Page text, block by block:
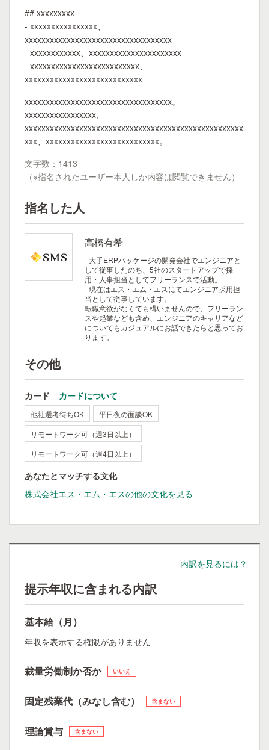
## xxxxxxxxx
- xxxxxxxxxxxxxxxx、
xxxxxxxxxxxxxxxxxxxxxxxxxxxxxxxxxxx
- xxxxxxxxxxxx、xxxxxxxxxxxxxxxxxxxxxx
- xxxxxxxxxxxxxxxxxxxxxxxxxx、
xxxxxxxxxxxxxxxxxxxxxxxxxxxx
xxxxxxxxxxxxxxxxxxxxxxxxxxxxxxxxxxx。
xxxxxxxxxxxxxxxxx、
xxxxxxxxxxxxxxxxxxxxxxxxxxxxxxxxxxxxxxxxxxxxxxxxxxxx
xxx、xxxxxxxxxxxxxxxxxxxxxxxxxxx。
文字数：1413
（※指名されたユーザー本人しか内容は閲覧できません）
指名した人
高橋有希
- 大手ERPパッケージの開発会社でエンジニアと
して従事したのち、5社のスタートアップで採
用・人事担当としてフリーランスで活動。
- 現在はエス・エム・エスにてエンジニア採用担
当として従事しています。
転職意欲がなくても構いませんので、フリーラン
スや起業なども含め、エンジニアのキャリアなど
についてもカジュアルにお話できたらと思ってお
ります。
その他
カード カードについて
他社選考待ちOK
平日夜の面談OK
リモートワーク可（週3日以上）
リモートワーク可（週4日以上）
あなたとマッチする文化
株式会社エス・エム・エスの他の文化を見る
内訳を見るには？
提示年収に含まれる内訳
基本給（月）
年収を表示する権限がありません
裁量労働制か否か いいえ
固定残業代（みなし含む） 含まない
理論賞与 含まない